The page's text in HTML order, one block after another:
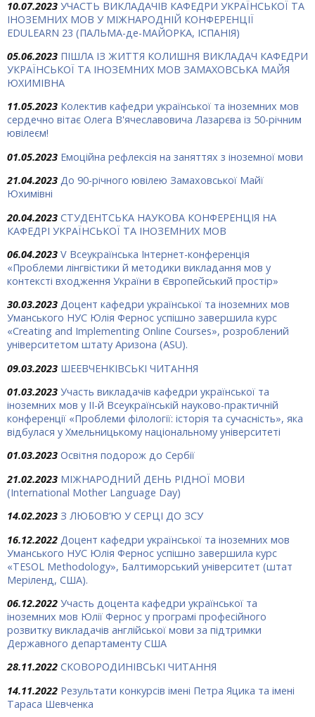
10.07.2023 УЧАСТЬ ВИКЛАДАЧІВ КАФЕДРИ УКРАЇНСЬКОЇ ТА
ІНОЗЕМНИХ МОВ У МІЖНАРОДНІЙ КОНФЕРЕНЦІЇ
EDULEARN 23 (ПАЛЬМА-де-МАЙОРКА, ІСПАНІЯ)
05.06.2023 ПІШЛА ІЗ ЖИТТЯ КОЛИШНЯ ВИКЛАДАЧ КАФЕДРИ
УКРАЇНСЬКОЇ ТА ІНОЗЕМНИХ МОВ ЗАМАХОВСЬКА МАЙЯ
ЮХИМІВНА
11.05.2023 Колектив кафедри української та іноземних мов
сердечно вітає Олега В'ячеславовича Лазарєва із 50-річним
ювілеєм!
01.05.2023 Емоційна рефлексія на заняттях з іноземної мови
21.04.2023 До 90-річного ювілею Замаховської Майї
Юхимівні
20.04.2023 СТУДЕНТСЬКА НАУКОВА КОНФЕРЕНЦІЯ НА
КАФЕДРІ УКРАЇНСЬКОЇ ТА ІНОЗЕМНИХ МОВ
06.04.2023 V Всеукраїнська Інтернет-конференція
«Проблеми лінгвістики й методики викладання мов у
контексті входження України в Європейський простір»
30.03.2023 Доцент кафедри української та іноземних мов
Уманського НУС Юлія Фернос успішно завершила курс
«Creating and Implementing Online Courses», розроблений
університетом штату Аризона (ASU).
09.03.2023 ШЕЕВЧЕНКІВСЬКІ ЧИТАННЯ
01.03.2023 Участь викладачів кафедри української та
іноземних мов у ІІ-й Всеукраїнській науково-практичній
конференції «Проблеми філології: історія та сучасність», яка
відбулася у Хмельницькому національному університеті
01.03.2023 Освітня подорож до Сербії
21.02.2023 МІЖНАРОДНИЙ ДЕНЬ РІДНОЇ МОВИ
(International Mother Language Day)
14.02.2023 З ЛЮБОВ’Ю У СЕРЦІ ДО ЗСУ
16.12.2022 Доцент кафедри української та іноземних мов
Уманського НУС Юлія Фернос успішно завершила курс
«TESOL Methodology», Балтиморський університет (штат
Меріленд, США).
06.12.2022 Участь доцента кафедри української та
іноземних мов Юлії Фернос у програмі професійного
розвитку викладачів англійської мови за підтримки
Державного департаменту США
28.11.2022 СКОВОРОДИНІВСЬКІ ЧИТАННЯ
14.11.2022 Результати конкурсів імені Петра Яцика та імені
Тараса Шевченка